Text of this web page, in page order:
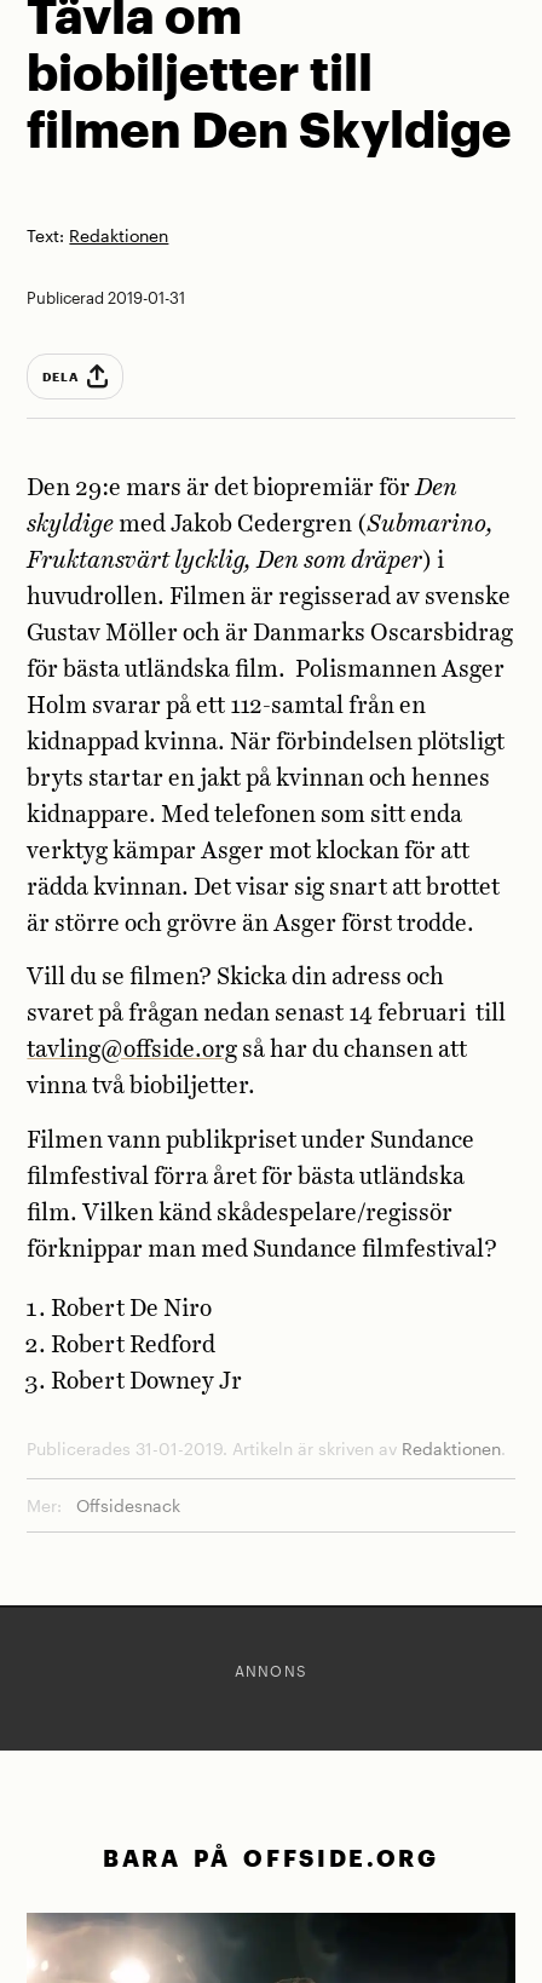
Tävla om
biobiljetter till
filmen Den Skyldige
Text: Redaktionen
Publicerad 2019-01-31
DELA
Den 29:e mars är det biopremiär förDen
skyldige med Jakob Cedergren (Submarino,
Fruktansvärt lycklig, Den som dräper) i
huvudrollen. Filmen är regisserad av svenske
Gustav Möller och är Danmarks Oscarsbidrag
för bästa utländska film. Polismannen Asger
Holm svarar på ett 112-samtal från en
kidnappad kvinna. När förbindelsen plötsligt
bryts startar en jakt på kvinnan och hennes
kidnappare. Med telefonen som sitt enda
verktyg kämpar Asger mot klockan för att
rädda kvinnan. Det visar sig snart att brottet
är större och grövre än Asger först trodde.
Vill du se filmen? Skicka din adress och
svaret på frågan nedan senast 14 februari till
tavling@offside.org så har du chansen att
vinna två biobiljetter.
Filmen vann publikpriset under Sundance
filmfestival förra året för bästa utländska
film. Vilken känd skådespelare/regissör
förknippar man med Sundance filmfestival?
Robert De Niro
Robert Redford
Robert Downey Jr
Publicerades 31-01-2019. Artikeln är skriven av Redaktionen.
Mer: Offsidesnack
ANNONS
BARA PÅ OFFSIDE.ORG